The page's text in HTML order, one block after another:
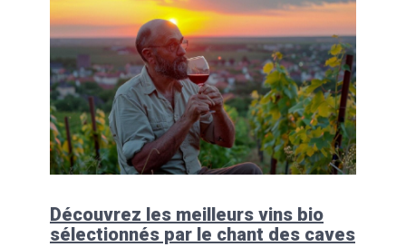
Découvrez les meilleurs vins bio
sélectionnés par le chant des caves